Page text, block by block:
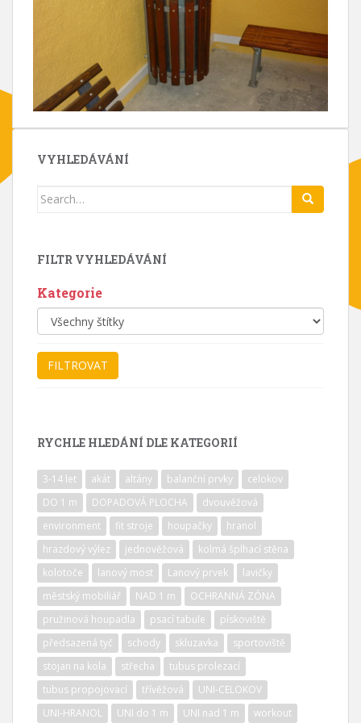
VYHLEDÁVÁNÍ
Search
FILTR VYHLEDÁVÁNÍ
Kategorie
RYCHLE HLEDÁNÍ DLE KATEGORIÍ
3-14 let akát altány balanční prvky
celokov
DO 1 m
DOPADOVÁ PLOCHA
dvouvěžová
environment
fit stroje houpačky
hranol
hrazdový výlez
jednověžová
kolmá šplhací stěna
kolotoče
lanový most Lanový prvek
lavičky
městský mobiliář
NAD 1 m
OCHRANNÁ ZÓNA
pružinová houpadla
psací tabule
pískoviště
předsazená tyč
schody skluzavka
sportoviště
stojan na kola
střecha
tubus prolezací
tubus propojovací
třívěžová
UNI-CELOKOV
UNI-HRANOL
UNI do 1 m UNI nad 1 m workout